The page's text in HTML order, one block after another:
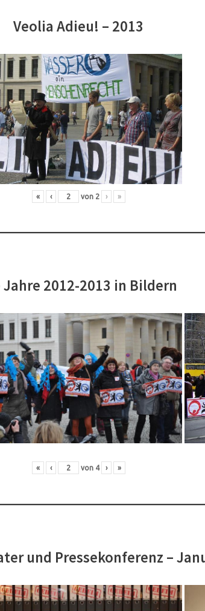
Veolia Adieu! – 2013
« ‹ von 2 › »
Jahre 2012-2013 in Bildern
« ‹ von 4 › »
und Pressekonferenz –